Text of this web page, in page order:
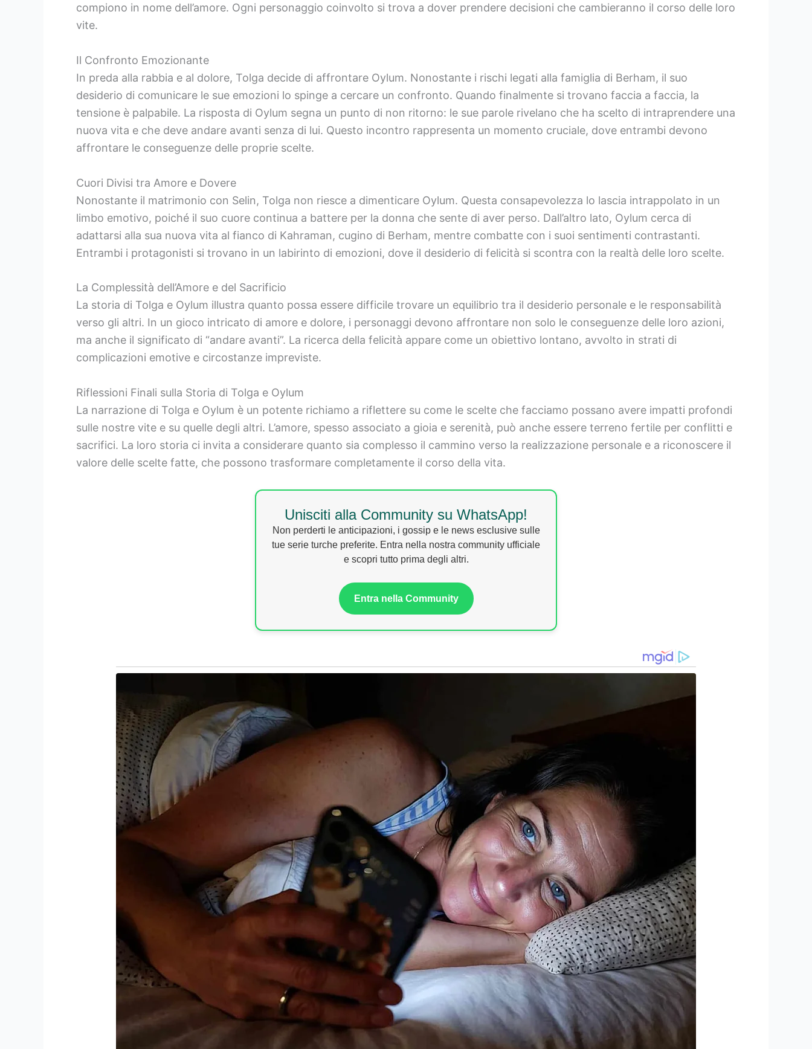
compiono in nome dell’amore. Ogni personaggio coinvolto si trova a dover prendere decisioni che cambieranno il corso delle loro
vite.
Il Confronto Emozionante
In preda alla rabbia e al dolore, Tolga decide di affrontare Oylum. Nonostante i rischi legati alla famiglia di Berham, il suo
desiderio di comunicare le sue emozioni lo spinge a cercare un confronto. Quando finalmente si trovano faccia a faccia, la
tensione è palpabile. La risposta di Oylum segna un punto di non ritorno: le sue parole rivelano che ha scelto di intraprendere una
nuova vita e che deve andare avanti senza di lui. Questo incontro rappresenta un momento cruciale, dove entrambi devono
affrontare le conseguenze delle proprie scelte.
Cuori Divisi tra Amore e Dovere
Nonostante il matrimonio con Selin, Tolga non riesce a dimenticare Oylum. Questa consapevolezza lo lascia intrappolato in un
limbo emotivo, poiché il suo cuore continua a battere per la donna che sente di aver perso. Dall’altro lato, Oylum cerca di
adattarsi alla sua nuova vita al fianco di Kahraman, cugino di Berham, mentre combatte con i suoi sentimenti contrastanti.
Entrambi i protagonisti si trovano in un labirinto di emozioni, dove il desiderio di felicità si scontra con la realtà delle loro scelte.
La Complessità dell’Amore e del Sacrificio
La storia di Tolga e Oylum illustra quanto possa essere difficile trovare un equilibrio tra il desiderio personale e le responsabilità
verso gli altri. In un gioco intricato di amore e dolore, i personaggi devono affrontare non solo le conseguenze delle loro azioni,
ma anche il significato di “andare avanti”. La ricerca della felicità appare come un obiettivo lontano, avvolto in strati di
complicazioni emotive e circostanze impreviste.
Riflessioni Finali sulla Storia di Tolga e Oylum
La narrazione di Tolga e Oylum è un potente richiamo a riflettere su come le scelte che facciamo possano avere impatti profondi
sulle nostre vite e su quelle degli altri. L’amore, spesso associato a gioia e serenità, può anche essere terreno fertile per conflitti e
sacrifici. La loro storia ci invita a considerare quanto sia complesso il cammino verso la realizzazione personale e a riconoscere il
valore delle scelte fatte, che possono trasformare completamente il corso della vita.
Unisciti alla Community su WhatsApp!
Non perderti le anticipazioni, i gossip e le news esclusive sulle
tue serie turche preferite. Entra nella nostra community ufficiale
e scopri tutto prima degli altri.
Entra nella Community